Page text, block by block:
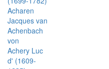
Acharen
Jacques van
Achenbach
von
Achery Luc
d' (1609-